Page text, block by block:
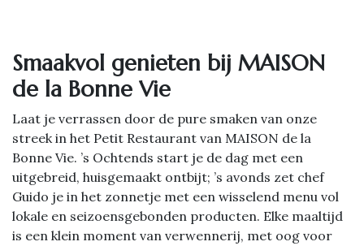
Smaakvol genieten bij MAISON
de la Bonne Vie
Laat je verrassen door de pure smaken van onze
streek in het Petit Restaurant van MAISON de la
Bonne Vie. ’s Ochtends start je de dag met een
uitgebreid, huisgemaakt ontbijt; ’s avonds zet chef
Guido je in het zonnetje met een wisselend menu vol
lokale en seizoensgebonden producten. Elke maaltijd
is een klein moment van verwennerij, met oog voor